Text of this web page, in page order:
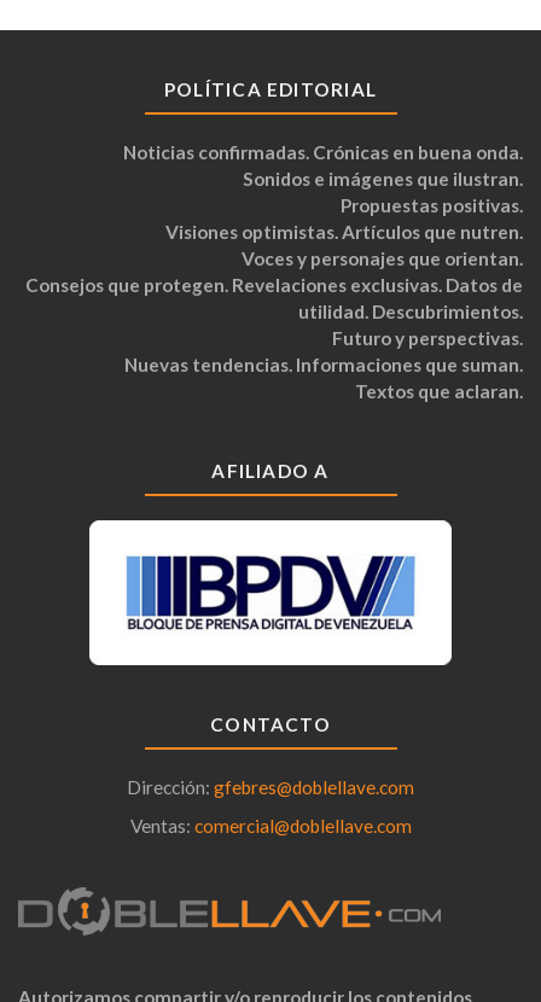
POLÍTICA EDITORIAL
Noticias confirmadas. Crónicas en buena onda.
Sonidos e imágenes que ilustran.
Propuestas positivas.
Visiones optimistas. Artículos que nutren.
Voces y personajes que orientan.
Consejos que protegen. Revelaciones exclusivas. Datos de
utilidad. Descubrimientos.
Futuro y perspectivas.
Nuevas tendencias. Informaciones que suman.
Textos que aclaran.
AFILIADO A
CONTACTO
Dirección: gfebres@doblellave.com
Ventas: comercial@doblellave.com
Autorizamos compartir y/o reproducir los contenidos